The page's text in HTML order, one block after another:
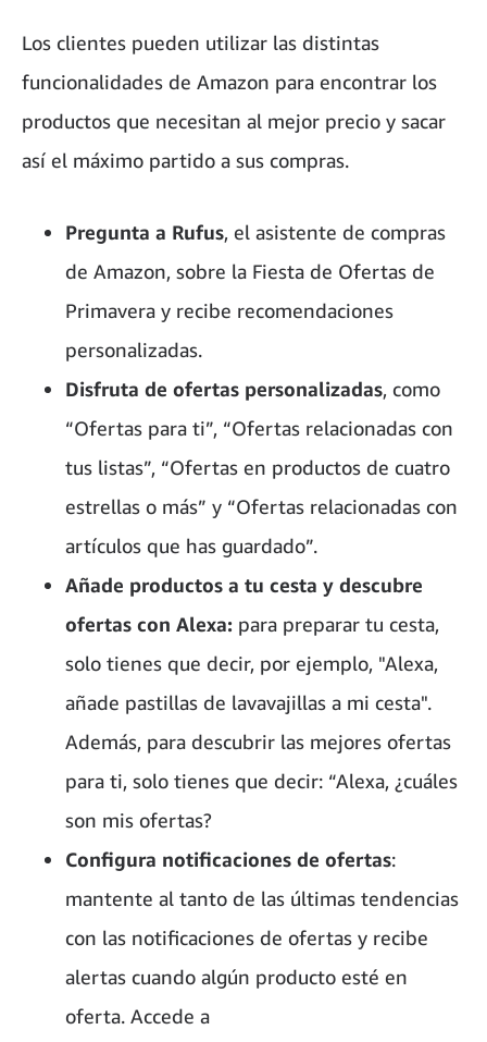
Los clientes pueden utilizar las distintas
funcionalidades de Amazon para encontrar los
productos que necesitan al mejor precio y sacar
así el máximo partido a sus compras.
Pregunta a Rufus, el asistente de compras
de Amazon, sobre la Fiesta de Ofertas de
Primavera y recibe recomendaciones
personalizadas.
Disfruta de ofertas personalizadas, como
“Ofertas para ti”, “Ofertas relacionadas con
tus listas”, “Ofertas en productos de cuatro
estrellas o más” y “Ofertas relacionadas con
artículos que has guardado”.
Añade productos a tu cesta y descubre
ofertas con Alexa: para preparar tu cesta,
solo tienes que decir, por ejemplo, "Alexa,
añade pastillas de lavavajillas a mi cesta".
Además, para descubrir las mejores ofertas
para ti, solo tienes que decir: “Alexa, ¿cuáles
son mis ofertas?
Configura notificaciones de ofertas:
mantente al tanto de las últimas tendencias
con las notificaciones de ofertas y recibe
alertas cuando algún producto esté en
oferta. Accede a